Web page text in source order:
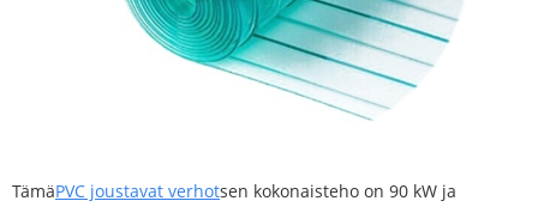
TämäPVC joustavat verhotsen kokonaisteho on 90 kW ja